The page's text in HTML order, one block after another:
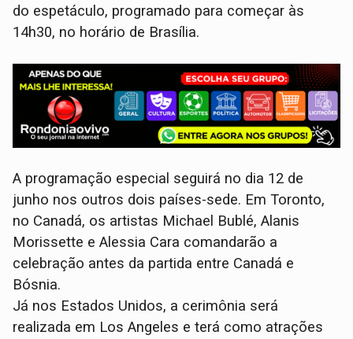
do espetáculo, programado para começar às
14h30, no horário de Brasília.
A programação especial seguirá no dia 12 de
junho nos outros dois países-sede. Em Toronto,
no Canadá, os artistas Michael Bublé, Alanis
Morissette e Alessia Cara comandarão a
celebração antes da partida entre Canadá e
Bósnia.
Já nos Estados Unidos, a cerimônia será
realizada em Los Angeles e terá como atrações